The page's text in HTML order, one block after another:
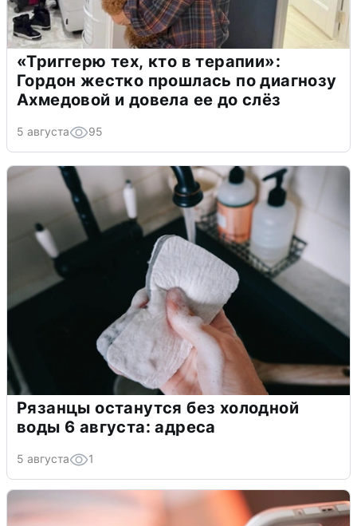
«Триггерю тех, кто в терапии»:
Гордон жестко прошлась по диагнозу
Ахмедовой и довела ее до слёз
5 августа 95
Рязанцы останутся без холодной
воды 6 августа: адреса
5 августа 1